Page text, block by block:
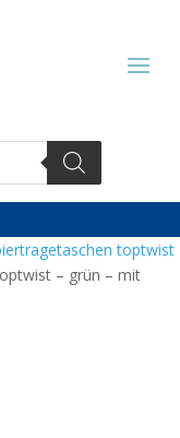
toptwist
– grün – mit